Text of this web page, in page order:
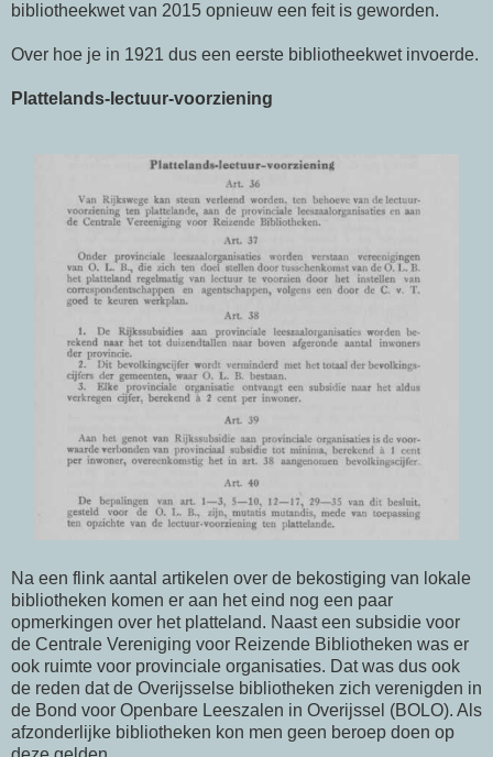
bibliotheekwet van 2015 opnieuw een feit is geworden.
Over hoe je in 1921 dus een eerste bibliotheekwet invoerde.
Plattelands-lectuur-voorziening
Na een flink aantal artikelen over de bekostiging van lokale
bibliotheken komen er aan het eind nog een paar
opmerkingen over het platteland. Naast een subsidie voor
de Centrale Vereniging voor Reizende Bibliotheken was er
ook ruimte voor provinciale organisaties. Dat was dus ook
de reden dat de Overijsselse bibliotheken zich verenigden in
de Bond voor Openbare Leeszalen in Overijssel (BOLO). Als
afzonderlijke bibliotheken kon men geen beroep doen op